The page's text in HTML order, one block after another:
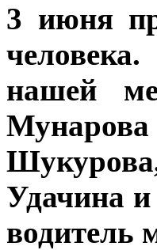
3 июня
нашей
Мунарова
Шукурова
Удачина и